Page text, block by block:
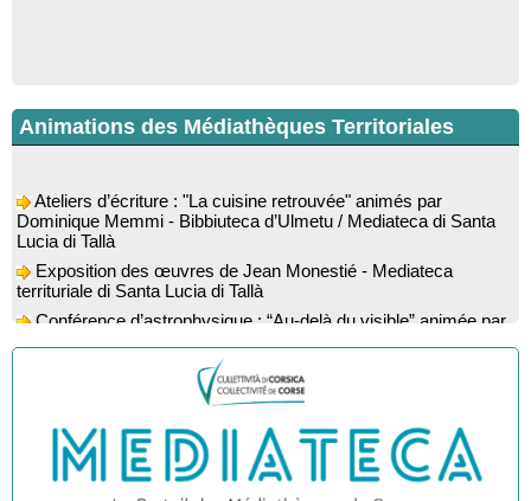
Animations des Médiathèques Territoriales
Dominique Memmi - Bibbiuteca d’Ulmetu / Mediateca di Santa
Lucia di Tallà
territuriale di Santa Lucia di Tallà
l’astrophysicien Paul Guerrini - Médiathèque - Pitretu è
Bicchisgià
Exposition des œuvres de Dominique Malberti Morin :
"Racines, peintures acryliques et aquarelles" - Mediateca
Animation : "Petits lecteurs" - Médiathèque - Pitretu è
Bicchisgià
Veillée de contes à la forêt enchantée "U Mondu ditu